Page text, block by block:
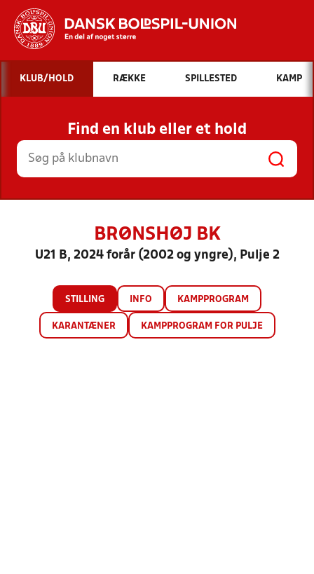
Hvad vil du søge efter?
INDHOLD OG NYHEDER
STILLINGER, RESULTATER, KLUBBER OG
HOLD
KLUB/HOLD RÆKKE SPILLESTED KAMP
Find en klub eller et hold
BRØNSHØJ BK
U21 B, 2024 forår (2002 og yngre), Pulje 2
STILLING INFO KAMPPROGRAM
KARANTÆNER KAMPPROGRAM FOR PULJE